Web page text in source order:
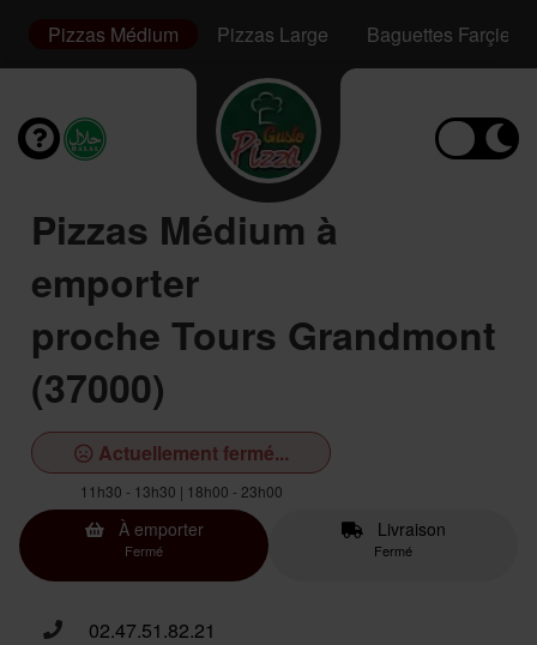
Pizzas Médium Pizzas Large Baguettes Farçies
Pizzas Médium à
emporter
proche Tours Grandmont
(37000)
Actuellement fermé...
11h30 - 13h30 | 18h00 - 23h00
À emporter
Fermé
Livraison
Fermé
02.47.51.82.21